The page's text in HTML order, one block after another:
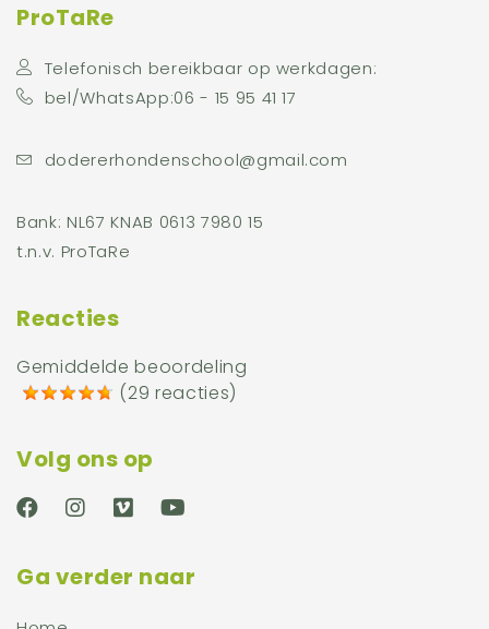
ProTaRe
Telefonisch bereikbaar op werkdagen:
bel/WhatsApp:06 - 15 95 41 17
dodererhondenschool@gmail.com
Bank: NL67 KNAB 0613 7980 15
t.n.v. ProTaRe
Reacties
Gemiddelde beoordeling
(29 reacties)
Volg ons op
Ga verder naar